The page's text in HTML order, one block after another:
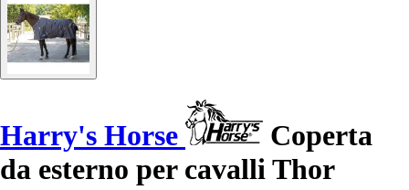
Harry's Horse
Coperta
da esterno per cavalli Thor